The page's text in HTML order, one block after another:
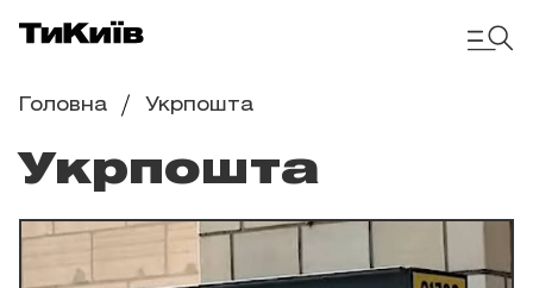
Головна Укрпошта
Укрпошта